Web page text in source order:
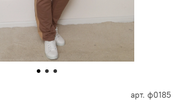
арт. ф0185